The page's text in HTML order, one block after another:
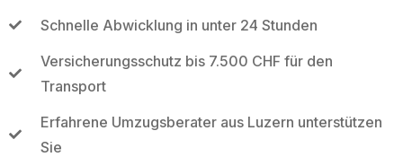
Schnelle Abwicklung in unter 24 Stunden
Versicherungsschutz bis 7.500 CHF für den
Transport
Erfahrene Umzugsberater aus Luzern unterstützen
Sie